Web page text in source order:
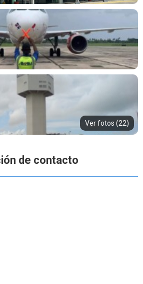
Ver fotos (22)
de contacto